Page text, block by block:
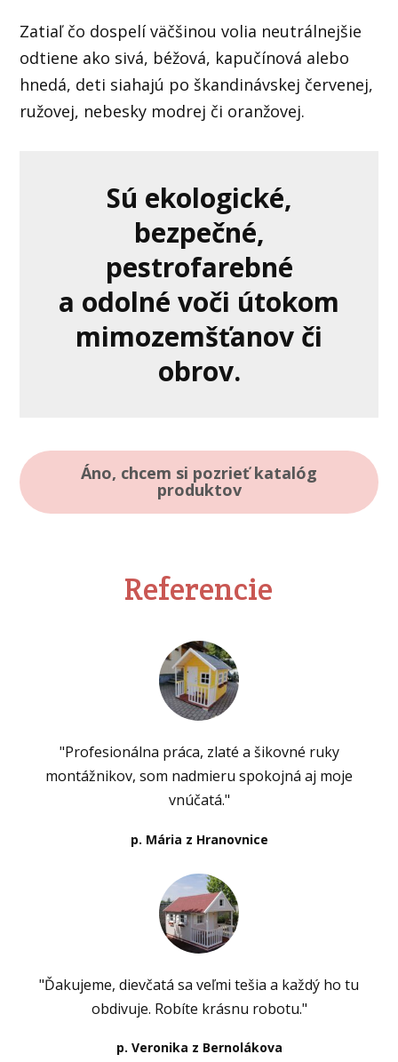
Zatiaľ čo dospelí väčšinou volia neutrálnejšie
odtiene ako sivá, béžová, kapučínová alebo
hnedá, deti siahajú po škandinávskej červenej,
ružovej, nebesky modrej či oranžovej.
Sú ekologické,
bezpečné,
pestrofarebné
a odolné voči útokom
mimozemšťanov či
obrov.
Áno, chcem si pozrieť katalóg
produktov
Referencie
"Profesionálna práca, zlaté a šikovné ruky
montážnikov, som nadmieru spokojná aj moje
vnúčatá."
p. Mária z Hranovnice
"Ďakujeme, dievčatá sa veľmi tešia a každý ho tu
obdivuje. Robíte krásnu robotu."
p. Veronika z Bernolákova